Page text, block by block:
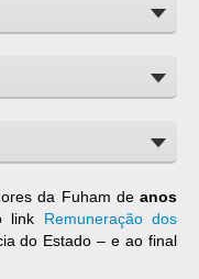
da Fuham de anos
link Remuneração dos
do Estado – e ao final